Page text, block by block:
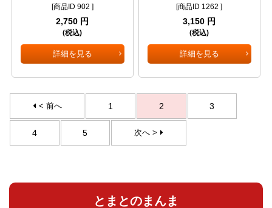
[商品ID 902 ]
2,750 円
(税込)
詳細を見る
[商品ID 1262 ]
3,150 円
(税込)
詳細を見る
< 前へ 1 2 3
4 5 次へ >
とまとのまんま